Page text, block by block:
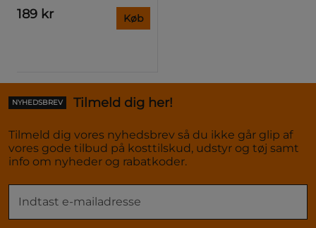
189 kr Køb
NYHEDSBREV Tilmeld dig her!
Tilmeld dig vores nyhedsbrev så du ikke går glip af
vores gode tilbud på kosttilskud, udstyr og tøj samt
info om nyheder og rabatkoder.